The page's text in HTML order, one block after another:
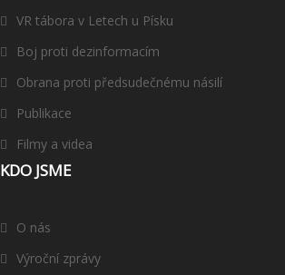
VR tábora v Letech u Písku
Boj proti dezinformacím
Obrana proti předsudečnému násilí
Publikace
Filmy a videa
KDO JSME
O nás
Výroční zprávy